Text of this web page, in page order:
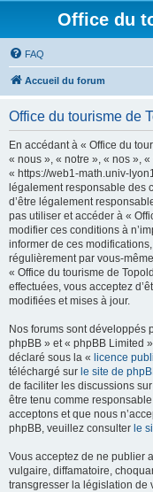
Office du
FAQ
Accueil du forum
Office du tourisme de
En accédant à « Office du
« nous », « notre », « nos »,
« https://web1-math.univ-
légalement responsable des
d’être légalement
pas utiliser et accéder à «
modifier ces conditions à
informer de ces
régulièrement par vous-
« Office du tourisme de
effectuées, vous acceptez
modifiées et mises à jour.
Nos forums sont développés
phpBB » et « phpBB Limited
déclaré sous la « licence
téléchargé sur le site de
de faciliter les discussions
être tenu comme
acceptons et que nous
phpBB, veuillez consulter le
Vous acceptez de ne publier
vulgaire, diffamatoire,
transgresser la législation de